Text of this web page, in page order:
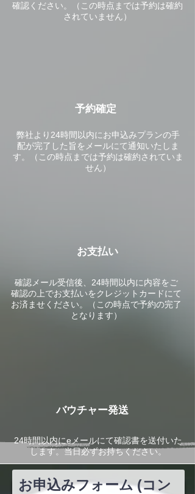
確認ください。（この時点までは予約は確約
されていません）
予約確定
弊社より24時間以内にお申込みプランの手
配が完了した旨をメールにて通知いたしま
す。（この時点までは予約は確約されていま
せん）
お支払い
​確認メール受信後、24時間以内に内容をご
確認の上でお支払いをクレジットカードにて
お済ませください。
（この時点で予約の完了
となります）
バウチャー発送
24時間以内にeメールにて確認書を送付いた
します。当日必ずお持ちください。
お申込みフォーム (コン